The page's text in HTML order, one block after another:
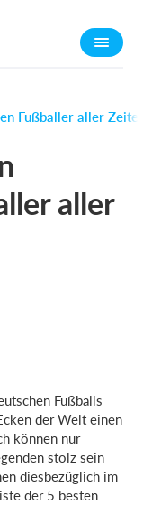
Fußballer aller Zeiten!
aller
Fußballs
der Welt einen
können nur
stolz sein
diesbezüglich im
der 5 besten